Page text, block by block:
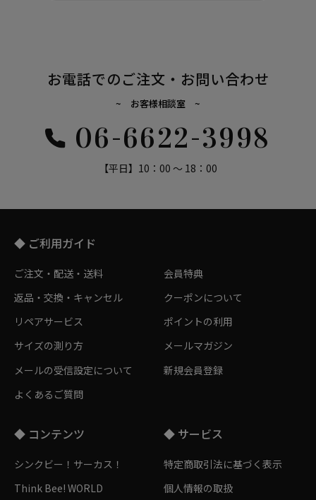
お電話でのご注文・お問い合わせ
~ お客様相談室 ~
06-6622-3998
【平日】10：00 ～ 18：00
◆ ご利用ガイド
ご注文・配送・送料
返品・交換・キャンセル
リペアサービス
サイズの測り方
メールの受信設定について
よくあるご質問
会員特典
クーポンについて
ポイントの利用
メールマガジン
新規会員登録
◆ コンテンツ
シンクビー！サーカス！
Think Bee! WORLD
◆ サービス
特定商取引法に基づく表示
個人情報の取扱